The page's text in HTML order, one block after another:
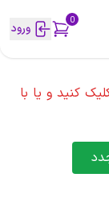
0 ورود
کنید و یا با